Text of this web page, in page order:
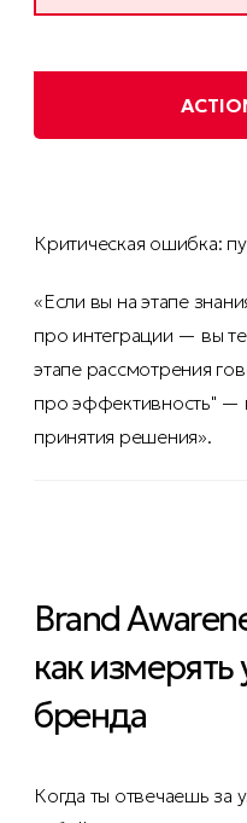
Критическая ошибка:
«Если вы на этапе
про интеграции — вы
этапе рассмотрения
про эффективность" —
принятия решения».
Brand
как измерять
бренда
Когда ты отвечаешь за